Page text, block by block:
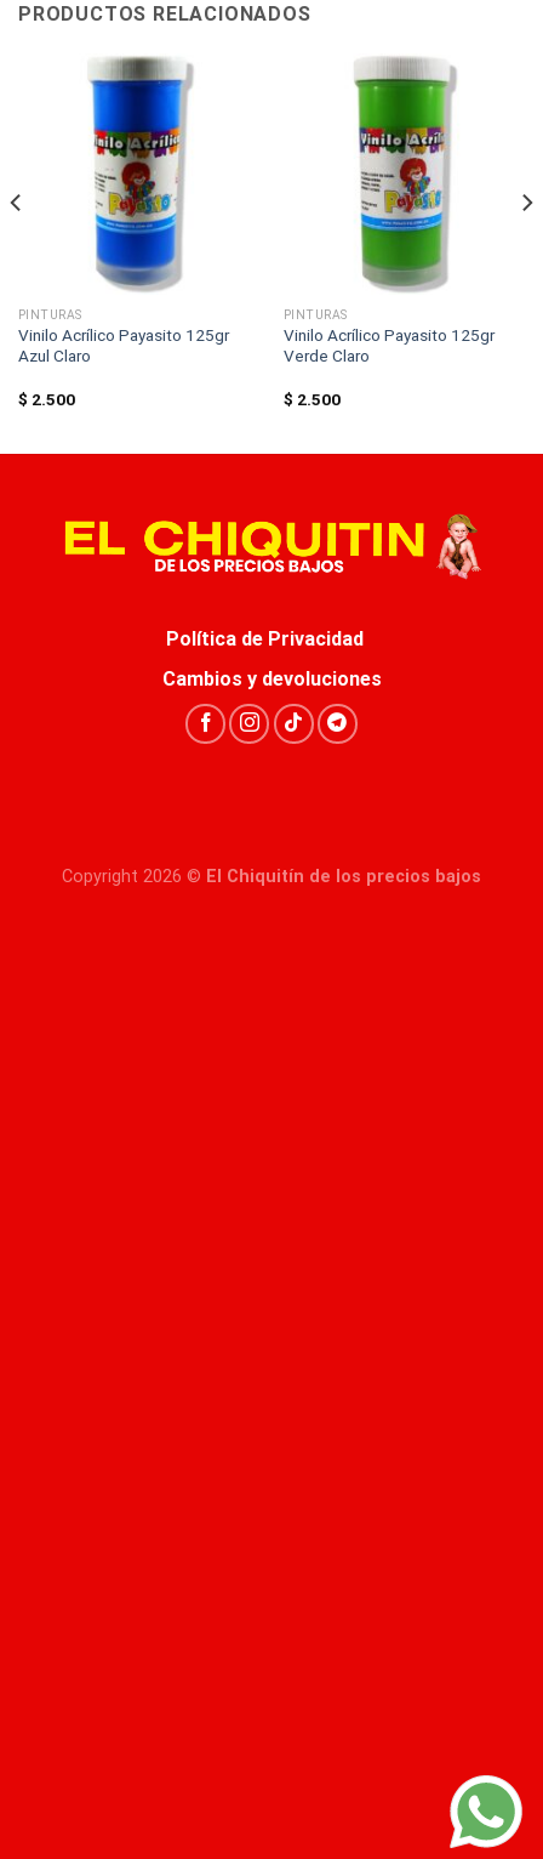
PRODUCTOS RELACIONADOS
PINTURAS
Vinilo Acrílico Payasito 125gr
Azul Claro
$ 2.500
PINTURAS
Vinilo Acrílico Payasito 125gr
Verde Claro
$ 2.500
Política de Privacidad
Cambios y devoluciones
Copyright 2026 © El Chiquitín de los precios bajos